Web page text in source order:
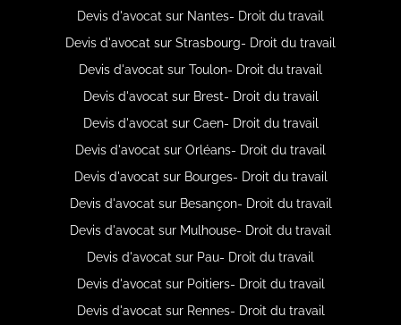
Devis d'avocat sur Nantes- Droit du travail
Devis d'avocat sur Strasbourg- Droit du travail
Devis d'avocat sur Toulon- Droit du travail
Devis d'avocat sur Brest- Droit du travail
Devis d'avocat sur Caen- Droit du travail
Devis d'avocat sur Orléans- Droit du travail
Devis d'avocat sur Bourges- Droit du travail
Devis d'avocat sur Besançon- Droit du travail
Devis d'avocat sur Mulhouse- Droit du travail
Devis d'avocat sur Pau- Droit du travail
Devis d'avocat sur Poitiers- Droit du travail
Devis d'avocat sur Rennes- Droit du travail